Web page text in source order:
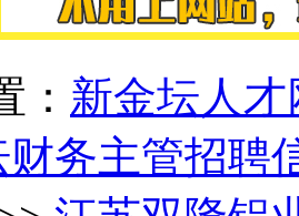
： 新金坛人才
财务主管招聘